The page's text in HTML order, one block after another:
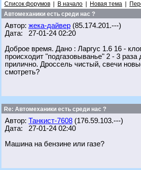
Список форумов В начало Новая тема
Автомеханики есть среди нас ?
Автор: жека-дайвер (85.174.201.---)
Дата: 27-01-24 02:20
Доброе время. Дано : Ларгус 1.6 16 -
происходит "подгазовыванье" 2 - 3
прилично. Дроссель чистый, свечи
смотреть?
Re: Автомеханики есть среди нас ?
Автор: Танкист-7608 (176.59.103.---)
Дата: 27-01-24 02:40
Машина на бензине или газе?